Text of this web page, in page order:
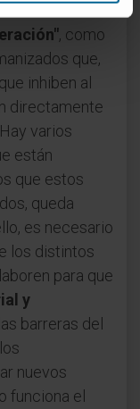
, como
que,
inhiben al
directamente
varios
están
que estos
queda
es necesario
los distintos
para que
y
barreras del
nuevos
funciona el